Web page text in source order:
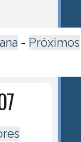
- Próximos